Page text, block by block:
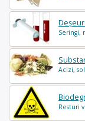
Seringi,
Acizi,
Resturi